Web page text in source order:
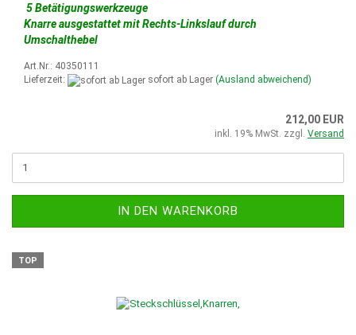
5 Betätigungswerkzeuge
Knarre ausgestattet mit Rechts-Linkslauf durch
Umschalthebel
Art.Nr.: 40350111
Lieferzeit:
sofort ab Lager (Ausland abweichend)
212,00 EUR
inkl. 19% MwSt. zzgl. Versand
IN DEN WARENKORB
TOP